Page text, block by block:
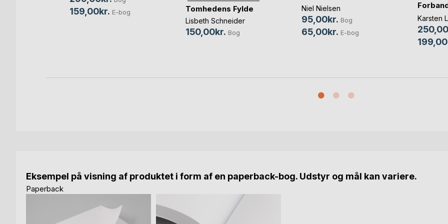
159,00kr. E-bog Tomhedens Fylde
Lisbeth Schneider
150,00kr. Bog
Niel Nielsen
95,00kr. Bog
65,00kr. E-bog
Karsten
Eksempel på visning af produktet i form af en paperback-bog. Udstyr og mål kan variere.
Paperback